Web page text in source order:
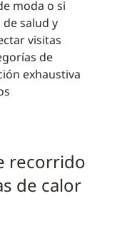
moda o si
salud y
visitas
de
exhaustiva
recorrido
de calor